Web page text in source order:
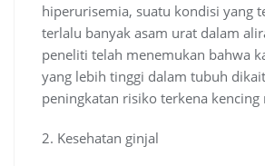
hiperurisemia, suatu kondisi yang
terlalu banyak asam urat dalam
peneliti telah menemukan bahwa
yang lebih tinggi dalam tubuh
peningkatan risiko terkena kencing
2. Kesehatan ginjal